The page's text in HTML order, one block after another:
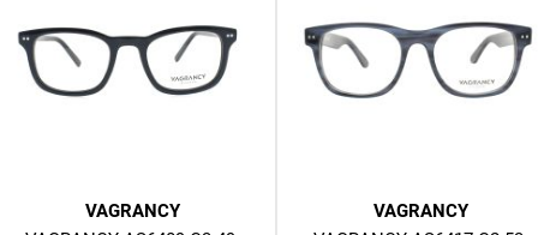
VAGRANCY
VAGRANCY